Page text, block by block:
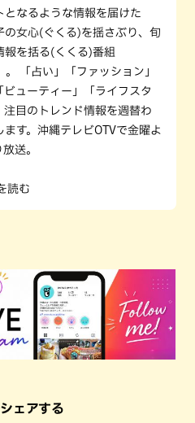
となるような情報を届けた
女心(ぐくる)を揺さぶり、旬
報を括る(くくる)番組
。 「占い」「ファッション」
ビューティー」「ライフスタ
注目のトレンド情報を週替わ
ます。沖縄テレビOTVで金曜よ
送。
読む
ェアする